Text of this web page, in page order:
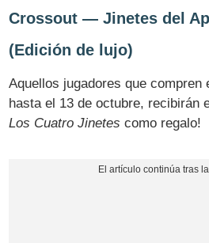
Crossout — Jinetes del
(Edición de lujo)
Aquellos jugadores que compren
hasta el 13 de octubre, recibirán
Los Cuatro Jinetes como regalo!